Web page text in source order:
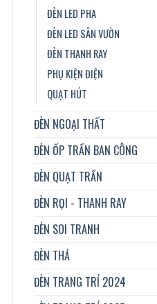
ĐÈN LED PHA
ĐÈN LED SÂN VƯỜN
ĐÈN THANH RAY
PHỤ KIỆN ĐIỆN
QUẠT HÚT
ĐÈN NGOẠI THẤT
ĐÈN ỐP TRẦN BAN CÔNG
ĐÈN QUẠT TRẦN
ĐÈN RỌI - THANH RAY
ĐÈN SOI TRANH
ĐÈN THẢ
ĐÈN TRANG TRÍ 2024